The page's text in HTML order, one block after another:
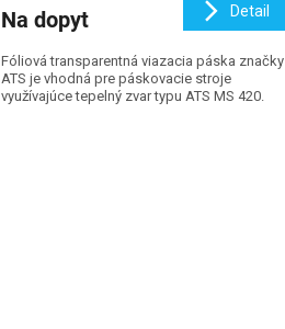
Na dopyt Detail
Fóliová transparentná viazacia páska značky
ATS je vhodná pre páskovacie stroje
využívajúce tepelný zvar typu ATS MS 420.